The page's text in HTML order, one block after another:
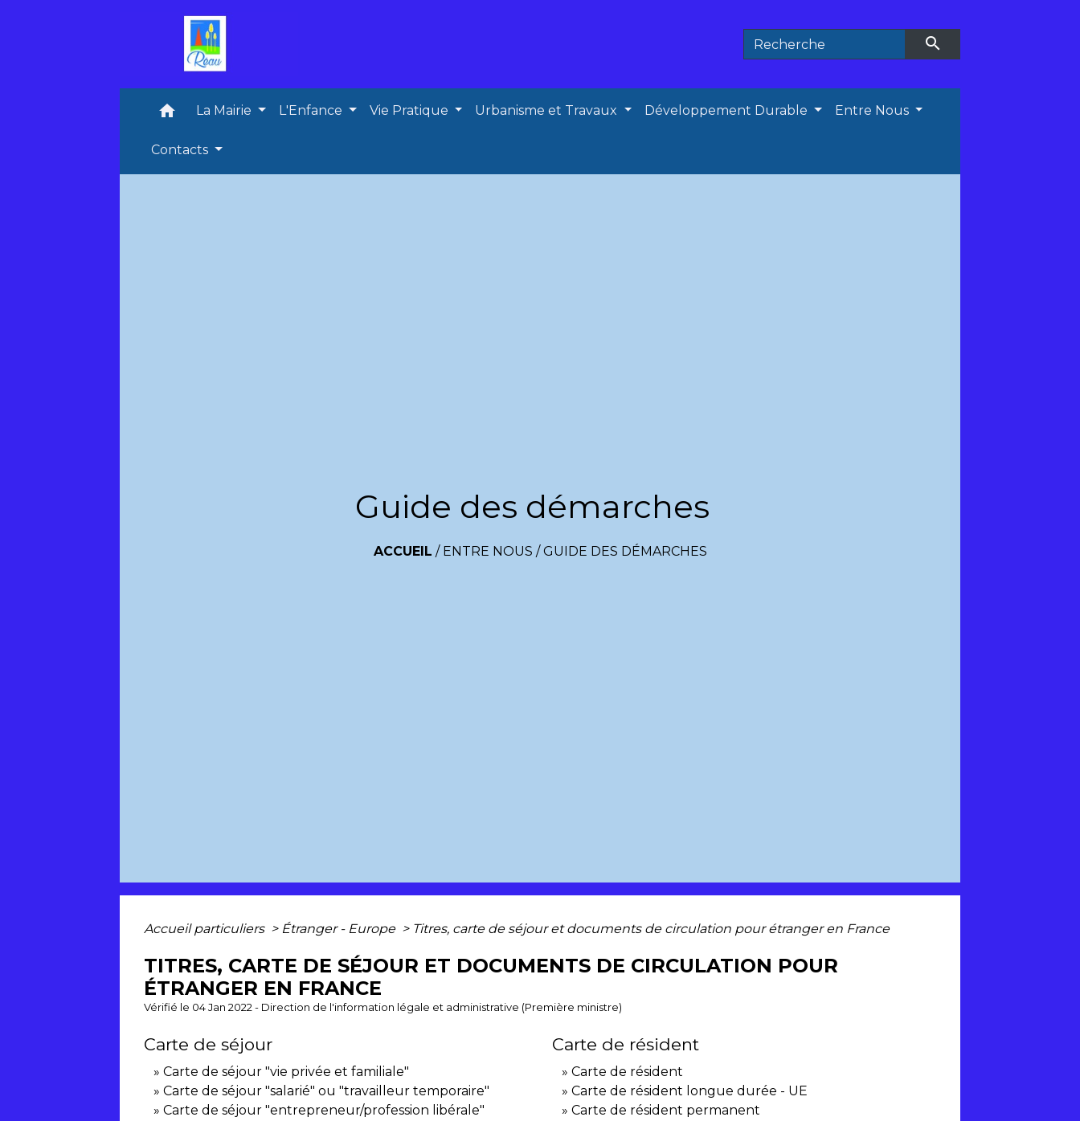
search
home La Mairie L'Enfance Vie Pratique Urbanisme et Travaux Développement Durable Entre Nous
Contacts
Guide des démarches
ACCUEIL / ENTRE NOUS /GUIDE DES DÉMARCHES
Accueil particuliers > Étranger - Europe > Titres, carte de séjour et documents de circulation pour étranger en France
TITRES, CARTE DE SÉJOUR ET DOCUMENTS DE CIRCULATION POUR
ÉTRANGER EN FRANCE
Vérifié le 04 Jan 2022 - Direction de l'information légale et administrative (Première ministre)
Carte de séjour
Carte de séjour "vie privée et familiale"
Carte de séjour "salarié" ou "travailleur temporaire"
Carte de séjour "entrepreneur/profession libérale"
Carte de résident
Carte de résident
Carte de résident longue durée - UE
Carte de résident permanent